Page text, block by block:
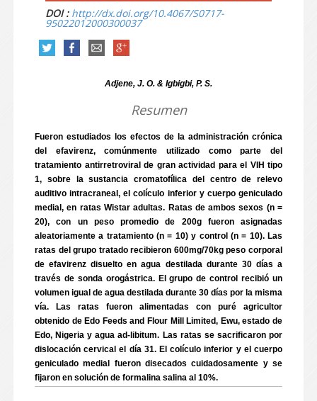
DOI : http://dx.doi.org/10.4067/S0717-
95022012000300037
Adjene, J. O. & Igbigbi, P. S.
Resumen
Fueron estudiados los efectos de la administración crónica
del efavirenz, comúnmente utilizado como parte del
tratamiento antirretroviral de gran actividad para el VIH tipo
1, sobre la sustancia cromatofílica del centro de relevo
auditivo intracraneal, el colículo inferior y cuerpo geniculado
medial, en ratas Wistar adultas. Ratas de ambos sexos (n =
20), con un peso promedio de 200g fueron asignadas
aleatoriamente a tratamiento (n = 10) y control (n = 10). Las
ratas del grupo tratado recibieron 600mg/70kg peso corporal
de efavirenz disuelto en agua destilada durante 30 días a
través de sonda orogástrica. El grupo de control recibió un
volumen igual de agua destilada durante 30 días por la misma
vía. Las ratas fueron alimentadas con puré agricultor
obtenido de Edo Feeds and Flour Mill Limited, Ewu, estado de
Edo, Nigeria y agua ad-libitum. Las ratas se sacrificaron por
dislocación cervical el día 31. El colículo inferior y el cuerpo
geniculado medial fueron disecados cuidadosamente y se
fijaron en solución de formalina salina al 10%.